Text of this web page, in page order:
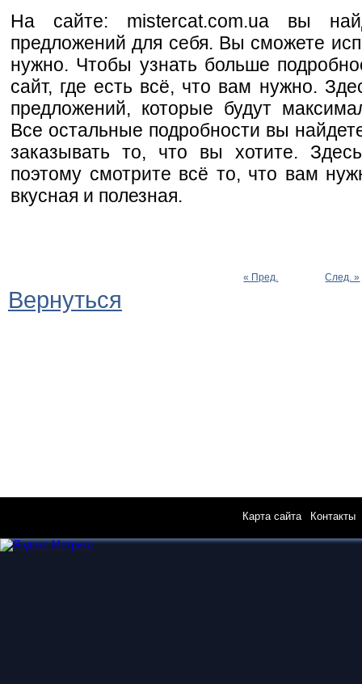
На сайте: mistercat.com.ua вы
предложений для себя. Вы сможете
нужно. Чтобы узнать больше
сайт, где есть всё, что вам нужно.
предложений, которые будут
Все остальные подробности вы
заказывать то, что вы хотите.
поэтому смотрите всё то, что вам
вкусная и полезная.
« Пред. След. »
Вернуться
Карта сайта| Контакты